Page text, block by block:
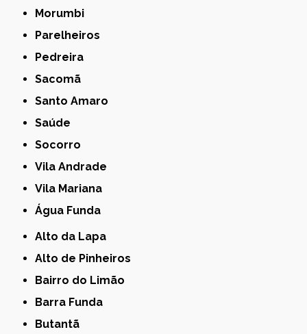
Morumbi
Parelheiros
Pedreira
Sacomã
Santo Amaro
Saúde
Socorro
Vila Andrade
Vila Mariana
Água Funda
Alto da Lapa
Alto de Pinheiros
Bairro do Limão
Barra Funda
Butantã